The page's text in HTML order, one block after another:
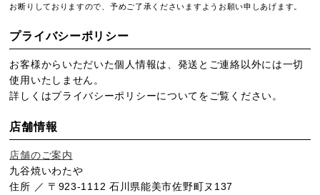
お断りしておりますので、予めご了承くださいますようお願い申しあげます。
プライバシーポリシー
お客様からいただいた個人情報は、発送とご連絡以外には一切
使用いたしません。
詳しくはプライバシーポリシーについてをご覧ください。
店舗情報
店舗のご案内
九谷焼いわたや
住所 ／ 〒923-1112 石川県能美市佐野町ヌ137